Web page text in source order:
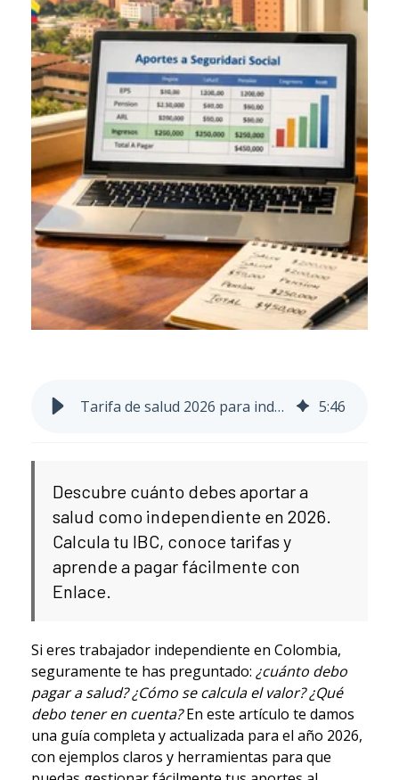
Tarifa de salud 2026 para independientes en Colombia 5:46
Descubre cuánto debes aportar a
salud como independiente en 2026.
Calcula tu IBC, conoce tarifas y
aprende a pagar fácilmente con
Enlace.
Si eres trabajador independiente en Colombia,
seguramente te has preguntado: ¿cuánto debo
pagar a salud? ¿Cómo se calcula el valor? ¿Qué
debo tener en cuenta?En este artículo te damos
una guía completa y actualizada para el año 2026,
con ejemplos claros y herramientas para que